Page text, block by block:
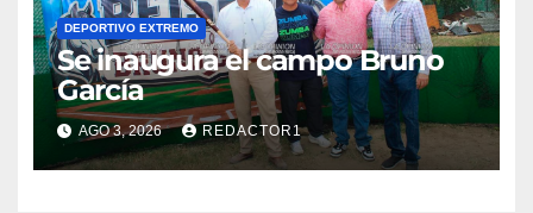
DEPORTIVO EXTREMO
Se inaugura el campo Bruno
García
AGO 3, 2026 REDACTOR1